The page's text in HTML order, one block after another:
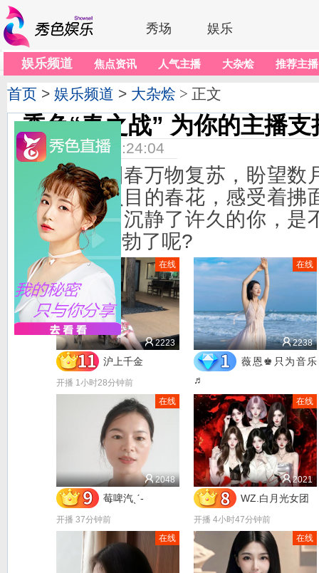
秀场 娱乐
娱乐频道 焦点资讯 人气主播 大杂烩 推荐主播
首页 > 娱乐频道 > 大杂烩 > 正文
秀色“春之战” 为你的主播支
2020-03-18 13:24:04
四季回春万物复苏，盼望数
响，伴着入目的春花，感受着
然的春色，沉静了许久的你，
变得生机勃勃了呢?
2223
在线
沪上千金
开播 1小时28分钟前
2238
在线
薇恩♚只为音乐
♬
开播 48分钟前
2048
在线
莓啤汽ˎˊ-
开播 37分钟前
2021
在线
WZ.白月光女团
开播 4小时47分钟前
在线 在线
关闭